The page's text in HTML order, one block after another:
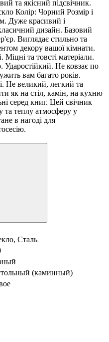
та якісний підсвічник.
Колір: Чорний Розмір і
Дуже красивий і
дизайн. Базовий
Виглядає стильно та
декору вашої кімнати.
та товсті матеріали.
Ударостійкий. Не ковзає по
вам багато років.
Не великий, легкий та
як на стіл, камін, на кухню
серед книг. Цей свічник
теплу атмосферу у
в нагоді для
Сталь
(каминный)